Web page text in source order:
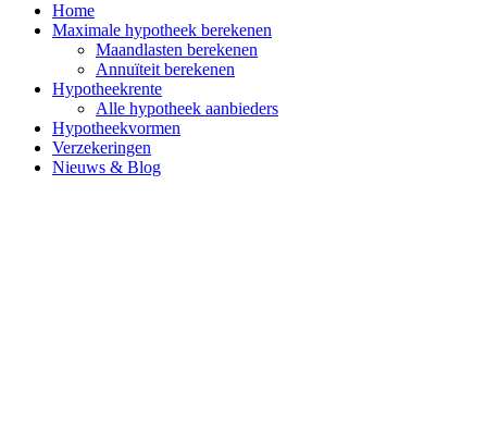
Home
Maximale hypotheek berekenen
Maandlasten berekenen
Annuïteit berekenen
Hypotheekrente
Alle hypotheek aanbieders
Hypotheekvormen
Verzekeringen
Nieuws & Blog